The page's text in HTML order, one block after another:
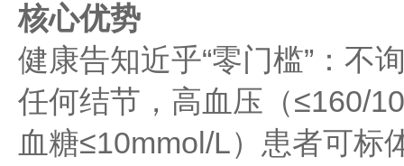
核心优势
健康告知近乎“零门槛”：不
任何结节，高血压（≤160/
血糖≤10mmol/L）患者可标